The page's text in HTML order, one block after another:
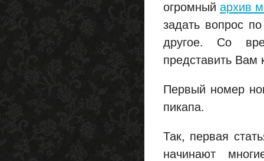
огромныйархив
задать вопрос
другое. Со
представить Вам
Первый номер
пикапа.
Так, первая
начинают